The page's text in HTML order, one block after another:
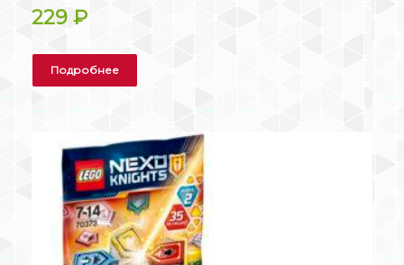
229 ₽
Подробнее